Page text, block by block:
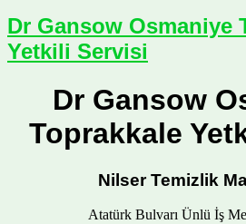
Dr Gansow Osmaniye
Yetkili Servisi
Dr Gansow
Toprakkale
Nilser Temizlik
Atatürk Bulvarı Ünlü İş